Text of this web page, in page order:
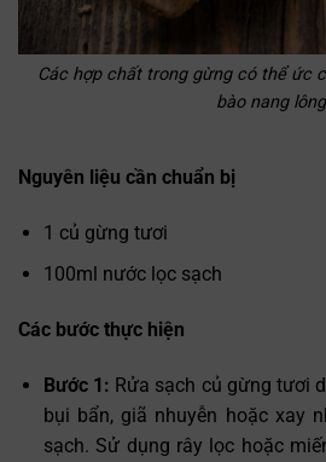
Các hợp chất trong gừng có thể ức
bào nang lông
Nguyên liệu cần chuẩn bị
1 củ gừng tươi
100ml nước lọc sạch
Các bước thực hiện
Bước 1: Rửa sạch củ gừng tươi
bụi bẩn, giã nhuyễn hoặc xay
sạch. Sử dụng rây lọc hoặc